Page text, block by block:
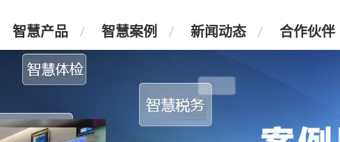
智慧产品 智慧案例 新闻动态 合作伙伴